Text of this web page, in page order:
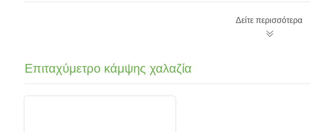
Δείτε περισσότερα
Επιταχύμετρο κάμψης χαλαζία